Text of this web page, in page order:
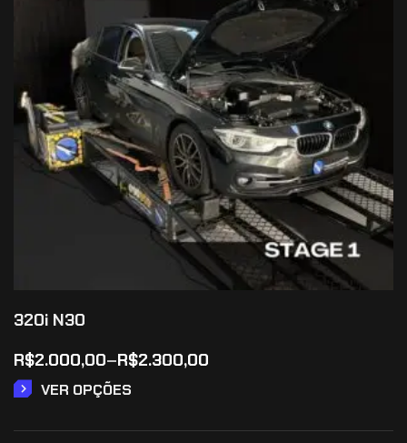
320i N30
R$2.000,00–R$2.300,00
VER OPÇÕES